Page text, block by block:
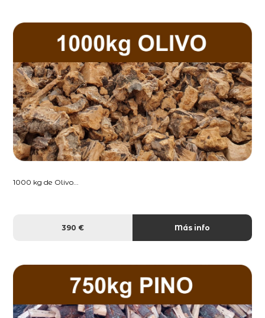
1000 kg de Olivo...
390 € Más info